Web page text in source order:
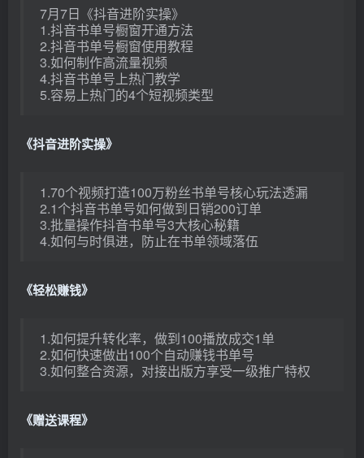
7月7日《抖音进阶实操》
1.抖音书单号橱窗开通方法
2.抖音书单号橱窗使用教程
3.如何制作高流量视频
4.抖音书单号上热门教学
5.容易上热门的4个短视频类型
《抖音进阶实操》
1.70个视频打造100万粉丝书单号核心玩法透漏
2.1个抖音书单号如何做到日销200订单
3.批量操作抖音书单号3大核心秘籍
4.如何与时俱进，防止在书单领域落伍
《轻松赚钱》
1.如何提升转化率，做到100播放成交1单
2.如何快速做出100个自动赚钱书单号
3.如何整合资源，对接出版方享受一级推广特权
《赠送课程》